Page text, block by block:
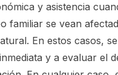
y asistencia
familiar se vean
En estos casos,
y a evaluar el